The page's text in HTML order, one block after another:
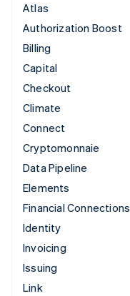
Atlas
Authorization Boost
Billing
Capital
Checkout
Climate
Connect
Cryptomonnaie
Data Pipeline
Elements
Financial Connections
Identity
Invoicing
Issuing
Link